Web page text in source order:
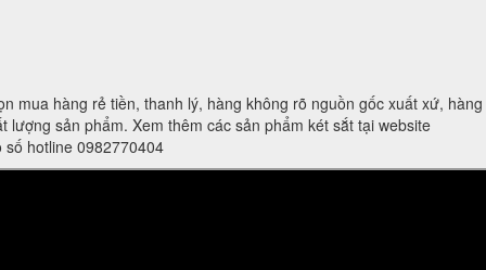
mua hàng rẻ tiền, thanh lý, hàng không rõ nguồn gốc xuất xứ,
sản phẩm. Xem thêm các sản phẩm két sắt tại website
hotline 0982770404